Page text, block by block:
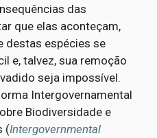
das
que elas aconteçam,
destas espécies se
e, talvez, sua remoção
seja impossível.
Intergovernamental
Biodiversidade e
(Intergovernmental